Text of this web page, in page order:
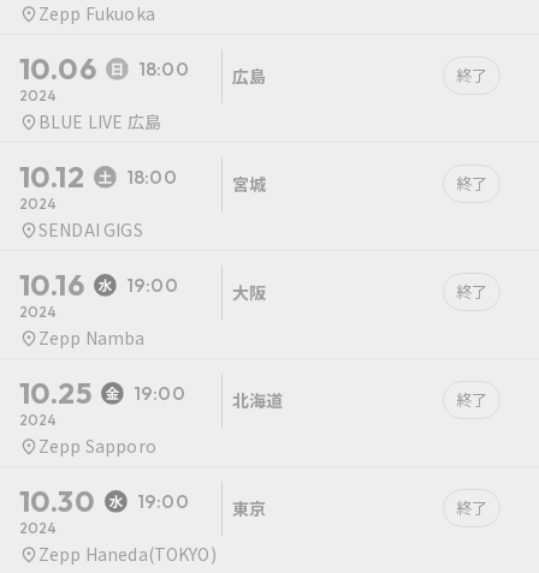
Zepp Fukuoka
10.06 18:00
2024
広島 終了
BLUE LIVE 広島
10.12 18:00
2024
宮城 終了
SENDAI GIGS
10.16 19:00
2024
大阪 終了
Zepp Namba
10.25 19:00
2024
北海道 終了
Zepp Sapporo
10.30 19:00
2024
東京 終了
Zepp Haneda(TOKYO)